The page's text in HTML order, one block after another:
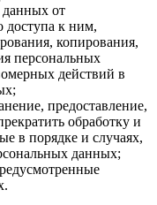
от
доступа к ним,
копирования,
персональных
действий в
предоставление,
обработку и
в порядке и случаях,
данных;